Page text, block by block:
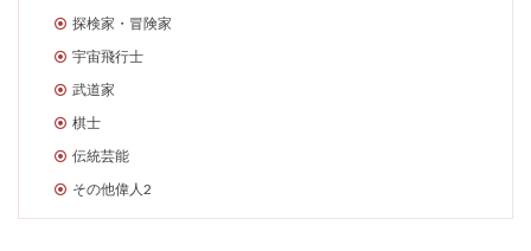
探検家・冒険家
宇宙飛行士
武道家
棋士
伝統芸能
その他偉人2